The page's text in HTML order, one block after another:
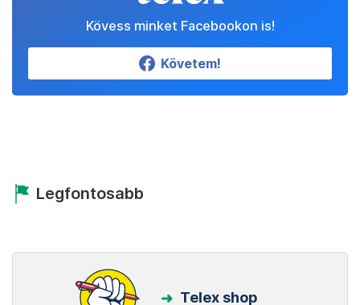
Kövess minket Facebookon is!
Követem!
Legfontosabb
Telex shop